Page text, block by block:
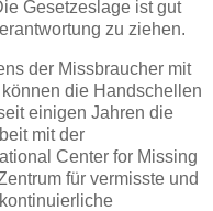
Gesetzeslage ist gut
zu ziehen.
der Missbraucher mit
die Handschellen
einigen Jahren die
mit der
Center for Missing
für vermisste und